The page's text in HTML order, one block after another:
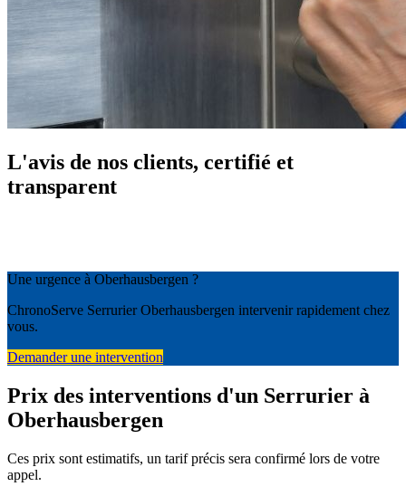
L'avis de nos clients, certifié et
transparent
Une urgence à Oberhausbergen ?
ChronoServe Serrurier Oberhausbergen intervenir rapidement chez
vous.
Demander une intervention
Prix des interventions d'un Serrurier à
Oberhausbergen
Ces prix sont estimatifs, un tarif précis sera confirmé lors de votre
appel.